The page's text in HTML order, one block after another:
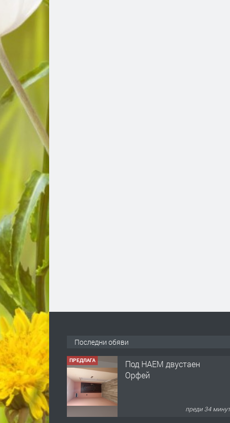
Последни обяви
ПРЕДЛАГА
Под НАЕМ двустаен
Орфей
преди 34